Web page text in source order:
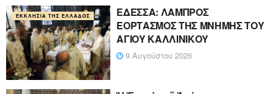
ΕΚΚΛΗΣΊΑ ΤΗΣ ΕΛΛΆΔΟΣ
ΕΔΕΣΣΑ: ΛΑΜΠΡΟΣ
ΕΟΡΤΑΣΜΟΣ ΤΗΣ ΜΝΗΜΗΣ ΤΟΥ
ΑΓΙΟΥ ΚΑΛΛΙΝΙΚΟΥ
9 Αυγούστου 2026